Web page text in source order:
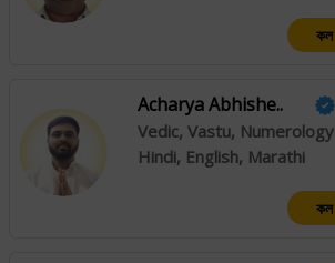
কল
Acharya Abhishe..
Vedic, Vastu, Numerology
Hindi, English, Marathi
কল